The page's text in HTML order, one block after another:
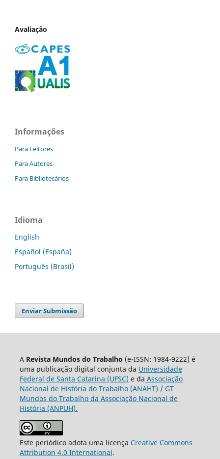
Avaliação
Informações
Para Leitores
Para Autores
Para Bibliotecários
Idioma
English
Español (España)
Português (Brasil)
Enviar Submissão
A Revista Mundos do Trabalho (e-ISSN: 1984-9222) é
uma publicação digital conjunta da Universidade
Federal de Santa Catarina (UFSC) e da Associação
Nacional de História do Trabalho (ANAHT) / GT
Mundos do Trabalho da Associação Nacional de
História (ANPUH).
Este periódico adota uma licença Creative Commons
Attribution 4.0 International.